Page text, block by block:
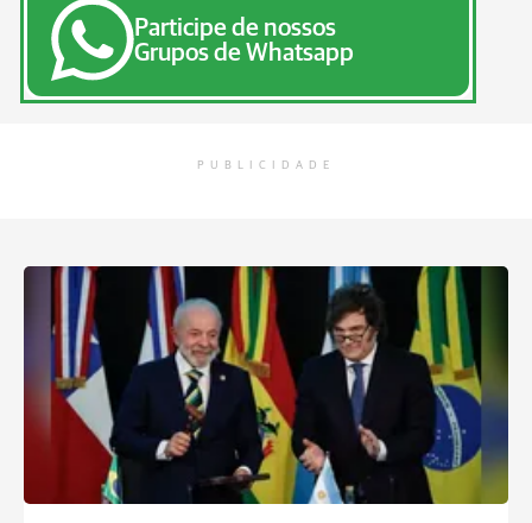
Participe de nossos
Grupos de Whatsapp
PUBLICIDADE